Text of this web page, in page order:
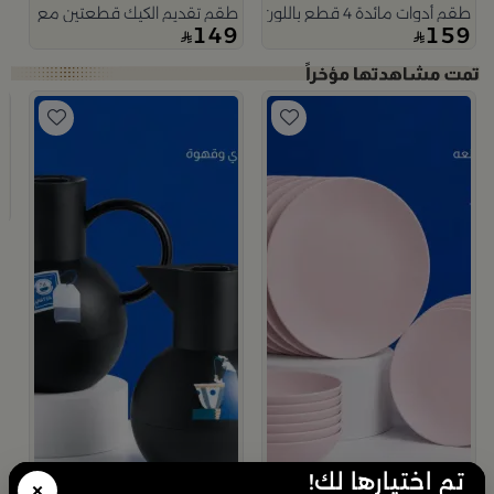
تم اختيارها لك!
طقم أدوات مائدة 4 قطع باللون الاسود مع مقابض الزهرة الفضية من رتيلة
159
طقم تقديم الكيك قطعتين مع
149